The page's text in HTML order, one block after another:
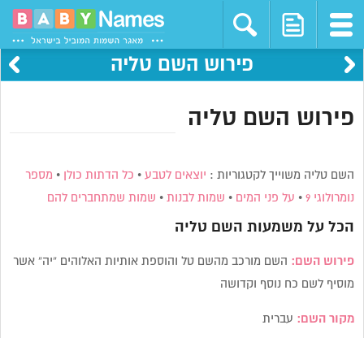
פירוש השם טליה
פירוש השם טליה
השם טליה משוייך לקטגוריות : יוצאים לטבע • כל הדתות כולן • מספר
נומרולוגי 9 • על פני המים • שמות לבנות • שמות שמתחברים להם
הכל על משמעות השם טליה
פירוש השם: השם מורכב מהשם טל והוספת אותיות האלוהים “יה” אשר
מוסיף לשם כח נוסף וקדושה
מקור השם: עברית